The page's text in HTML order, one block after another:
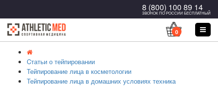
8 (800) 100 89 14
ЗВОНОК ПО РОССИИ БЕСПЛАТНЫЙ
0
Cтатьи о тейпировании
Тейпирование лица в косметологии
Тейпирование лица в домашних условиях техника